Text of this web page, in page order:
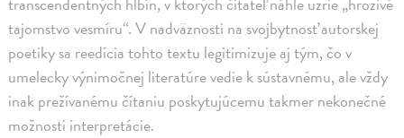
tajomstvo vesmíru“. V nadväznosti na svojbytnosť autorskej
poetiky sa reedícia tohto textu legitimizuje aj tým, čo v
umelecky výnimočnej literatúre vedie k sústavnému, ale vždy
inak prežívanému čítaniu poskytujúcemu takmer nekonečné
možnosti interpretácie.